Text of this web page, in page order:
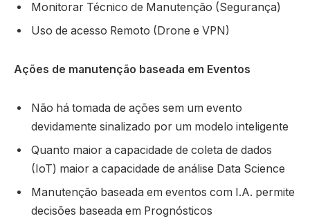
Monitorar Técnico de Manutenção (Segurança)
Uso de acesso Remoto (Drone e VPN)
Ações de manutenção baseada em Eventos
Não há tomada de ações sem um evento
devidamente sinalizado por um modelo inteligente
Quanto maior a capacidade de coleta de dados
(IoT) maior a capacidade de análise Data Science
Manutenção baseada em eventos com I.A. permite
decisões baseada em Prognósticos